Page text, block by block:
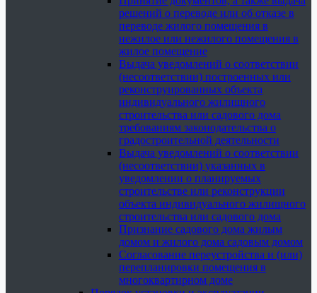
решений о переводе или об отказе в
переводе жилого помещения в
нежилое или нежилого помещения в
жилое помещение
Выдача уведомлений о соответствии
(несоответствии) построенных или
реконструированных объекта
индивидуального жилищного
строительства или садового дома
требованиям законодательства о
градостроительной деятельности
Выдача уведомлений о соответствии
(несоответствии) указанных в
уведомлении о планируемых
строительстве или реконструкции
объекта индивидуального жилищного
строительства или садового дома
Признание садового дома жилым
домом и жилого дома садовым домом
Согласование переустройства и (или)
перепланировки помещения в
многоквартирном доме